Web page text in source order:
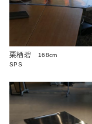
栗栖碧
168cm
SPS